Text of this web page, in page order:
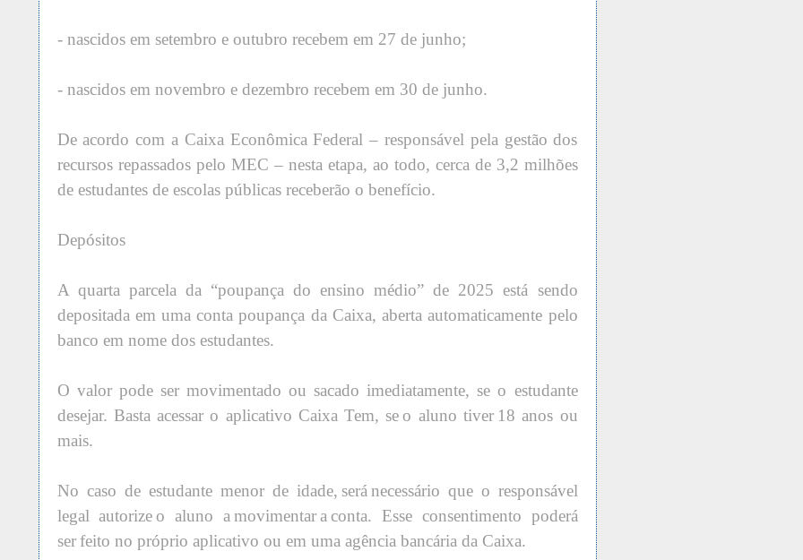
- nascidos em setembro e outubro recebem em 27 de junho;
- nascidos em novembro e dezembro recebem em 30 de junho.
De acordo com a Caixa Econômica Federal – responsável pela gestão dos
recursos repassados pelo MEC – nesta etapa, ao todo, cerca de 3,2 milhões
de estudantes de escolas públicas receberão o benefício.
Depósitos
A quarta parcela da “poupança do ensino médio” de 2025 está sendo
depositada em uma conta poupança da Caixa, aberta automaticamente pelo
banco em nome dos estudantes.
O valor pode ser movimentado ou sacado imediatamente, se o estudante
desejar. Basta acessar o aplicativo Caixa Tem, se o aluno tiver 18 anos ou
mais.
No caso de estudante menor de idade, será necessário que o responsável
legal autorize o aluno a movimentar a conta. Esse consentimento poderá
ser feito no próprio aplicativo ou em uma agência bancária da Caixa.